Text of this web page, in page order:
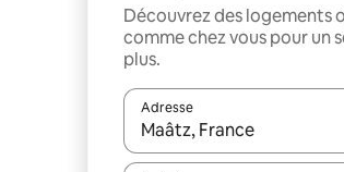
Découvrez des logements
comme chez vous pour un
plus.
Adresse
Lorsque les résultats